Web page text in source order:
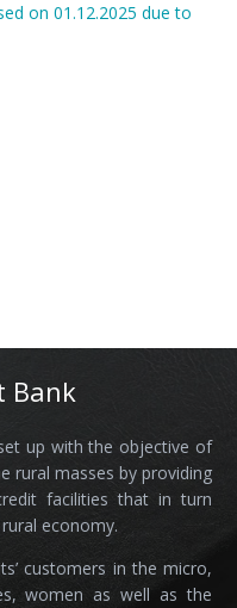
on 01.12.2025 due to
Bank
up with the objective of
rural masses by providing
facilities that in turn
economy.
customers in the micro,
women as well as the